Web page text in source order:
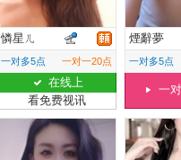
憐星ㄦ
一对多5点 一对一20点
在线上
看免费视讯
煙辭夢
一对多5点
一